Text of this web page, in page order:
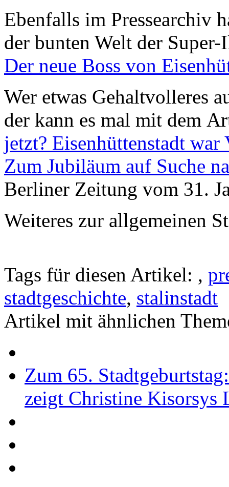
Ebenfalls im Pressearchiv
der bunten Welt der
Der neue Boss von
Wer etwas Gehaltvolleres
der kann es mal mit dem
jetzt? Eisenhüttenstadt
Zum Jubiläum auf Suche
Berliner Zeitung vom 31.
Weiteres zur allgemeinen
Tags für diesen Artikel: ,
stadtgeschichte, stalinstadt
Artikel mit ähnlichen
Zum 65.
zeigt Christine Kisorsys